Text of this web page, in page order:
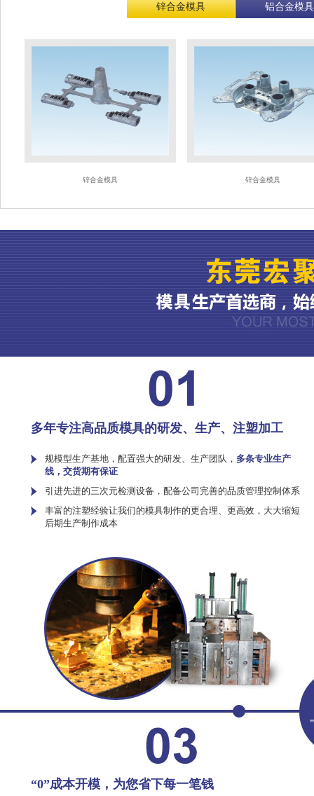
锌合金模具 铝合金模具
锌合金模具 锌合金模具
多年专注高品质模具的研发、生产、注塑加工
规模型生产基地，配置强大的研发、生产团队， 多条专业生产
线，交货期有保证
引进先进的三次元检测设备，配备公司完善的品质管理控制体系
丰富的注塑经验让我们的模具制作的更合理、更高效，大大缩短
后期生产制作成本
“0”成本开模，为您省下每一笔钱